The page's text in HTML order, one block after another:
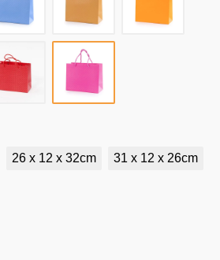
26 x 12 x 32cm 31 x 12 x 26cm